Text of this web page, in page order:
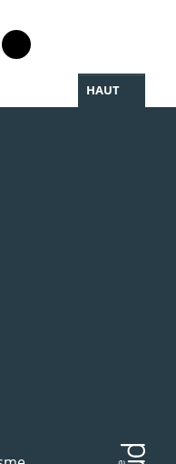
Linkedin
le profil Facebook
vers le profil Twitter
Partager par WhatsApp
HAUT